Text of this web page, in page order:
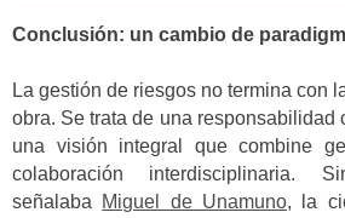
Conclusión: un cambio de
La gestión de riesgos no termina con
obra. Se trata de una responsabilidad
una visión integral que combine
colaboración interdisciplinaria.
señalaba Miguel de Unamuno, la